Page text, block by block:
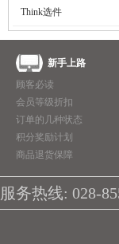
Think选件
新手上路
顾客必读
会员等级折扣
订单的几种状态
积分奖励计划
商品退货保障
服务热线: 028-